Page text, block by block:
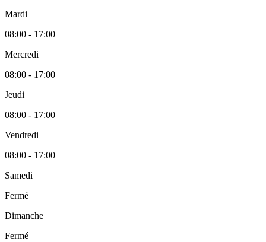
Mardi
08:00 - 17:00
Mercredi
08:00 - 17:00
Jeudi
08:00 - 17:00
Vendredi
08:00 - 17:00
Samedi
Fermé
Dimanche
Fermé